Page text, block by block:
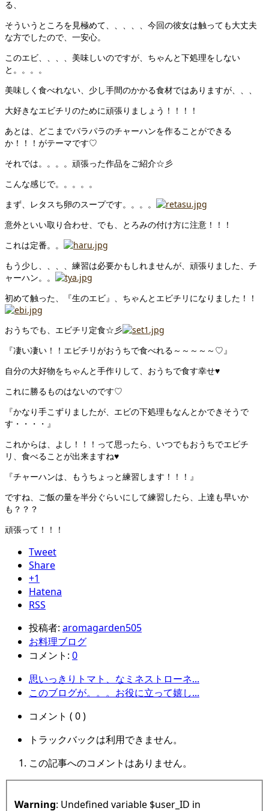
る、
そういうところを見極めて、、、、、今回の彼女は触っても大丈夫
な方でしたので、一安心。
このエビ、、、、美味しいのですが、ちゃんと下処理をしない
と。。。。
美味しく食べれない、少し手間のかかる食材ではありますが、、、
大好きなエビチリのために頑張りましょう！！！！
あとは、どこまでパラパラのチャーハンを作ることができる
か！！！がテーマです♡
それでは。。。。頑張った作品をご紹介☆彡
こんな感じで。。。。。
まず、レタスち卵のスープです。。。。
意外といい取り合わせ、でも、とろみの付け方に注意！！！
これは定番。。
もう少し、、、、練習は必要かもしれませんが、頑張りました、チ
ャーハン。。
初めて触った、『生のエビ』、ちゃんとエビチリになりました！！
おうちでも、エビチリ定食☆彡
『凄い凄い！！エビチリがおうちで食べれる～～～～～♡』
自分の大好物をちゃんと手作りして、おうちで食す幸せ♥
これに勝るものはないのです♡
『かなり手こずりましたが、エビの下処理もなんとかできそうで
す・・・・』
これからは、よし！！！って思ったら、いつでもおうちでエビチ
リ、食べることが出来ますね♥
『チャーハンは、もうちょっと練習します！！！』
ですね、ご飯の量を半分ぐらいにして練習したら、上達も早いか
も？？？
頑張って！！！
Tweet
Share
+1
Hatena
RSS
投稿者: aromagarden505
お料理ブログ
コメント: 0
思いっきりトマト、なミネストローネ...
このブログが。。。お役に立って嬉し...
コメント ( 0 )
トラックバックは利用できません。
この記事へのコメントはありません。
Warning : Undefined variable $user_ID in